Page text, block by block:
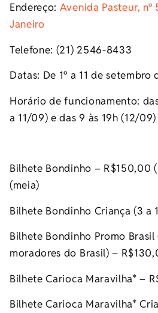
Endereço: Avenida Pasteur,
Janeiro
Telefone: (21) 2546-8433
Datas: De 1º a 11 de setembro
Horário de funcionamento:
a 11/09) e das 9 às 19h (12/09)
Bilhete Bondinho – R$150,00
(meia)
Bilhete Bondinho Criança (3 a
Bilhete Bondinho Promo Brasil
moradores do Brasil) –
Bilhete Carioca Maravilha* –
Bilhete Carioca Maravilha*